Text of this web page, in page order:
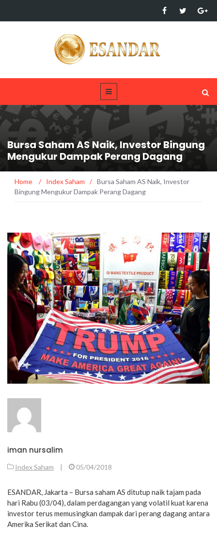
Bursa Saham AS Naik, Investor Bingung
Mengukur Dampak Perang Dagang
Home / Index Saham / Bursa Saham AS Naik, Investor
Bingung Mengukur Dampak Perang Dagang
iman nursalim
Index Saham | 05/04/2018
ESANDAR, Jakarta – Bursa saham AS ditutup naik tajam pada
hari Rabu (03/04), dalam perdagangan yang volatil kuat karena
investor terus memusingkan dampak dari perang dagang antara
Amerika Serikat dan Cina.